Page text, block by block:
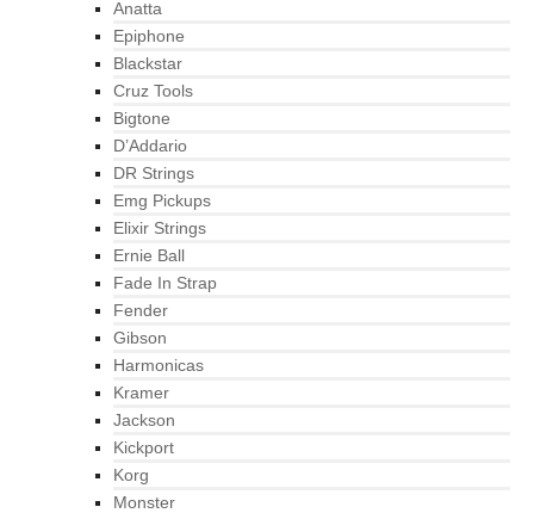
Anatta
Epiphone
Blackstar
Cruz Tools
Bigtone
D’Addario
DR Strings
Emg Pickups
Elixir Strings
Ernie Ball
Fade In Strap
Fender
Gibson
Harmonicas
Kramer
Jackson
Kickport
Korg
Monster